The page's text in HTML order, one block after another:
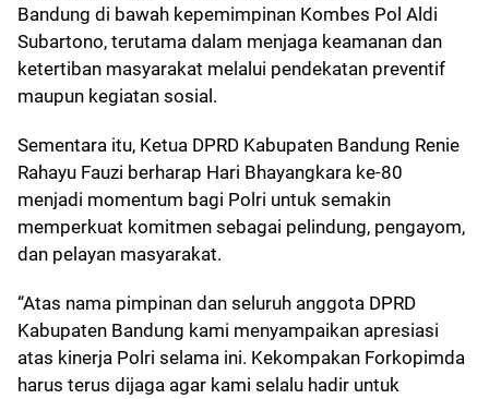
Bandung di bawah kepemimpinan Kombes Pol Aldi
Subartono, terutama dalam menjaga keamanan dan
ketertiban masyarakat melalui pendekatan preventif
maupun kegiatan sosial.
Sementara itu, Ketua DPRD Kabupaten Bandung Renie
Rahayu Fauzi berharap Hari Bhayangkara ke-80
menjadi momentum bagi Polri untuk semakin
memperkuat komitmen sebagai pelindung, pengayom,
dan pelayan masyarakat.
“Atas nama pimpinan dan seluruh anggota DPRD
Kabupaten Bandung kami menyampaikan apresiasi
atas kinerja Polri selama ini. Kekompakan Forkopimda
harus terus dijaga agar kami selalu hadir untuk